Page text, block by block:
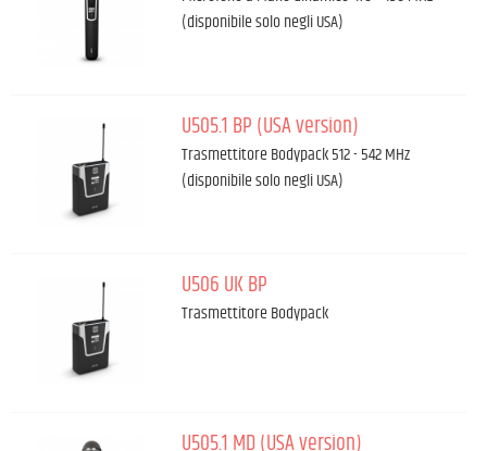
(disponibile solo negli USA)
U505.1 BP (USA version)
Trasmettitore Bodypack 512 - 542 MHz
(disponibile solo negli USA)
U506 UK BP
Trasmettitore Bodypack